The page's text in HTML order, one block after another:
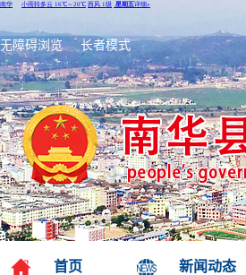
无障碍浏览 长者模式
首页 新闻动态